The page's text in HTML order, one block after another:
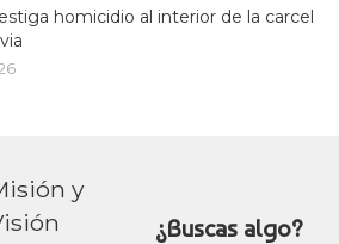
homicidio al interior de la carcel
y
¿Buscas algo?